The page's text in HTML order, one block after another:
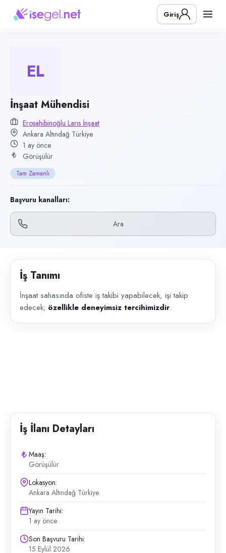
Pozisyon
İnşaat Mühendisi
Kategori
Konum
Altındağ, Ankara
Çalışma şekli
Tam Zamanlı · Ofis
Yayın tarihi
17 Haziran 2026
Son geçerlilik
15 Eylül 2026
Başvuru kanalları
İlan açıklaması
Giriş
EL
İnşaat Mühendisi
Erosahibinoğlu Larıs İnşaat
Ankara Altındağ Türkiye
1 ay önce
Görüşülür
Tam Zamanlı
Başvuru kanalları:
Ara
İş Tanımı
İnşaat sahasında ofiste iş takibi yapabilecek, işi takip
edecek; özellikle deneyimsiz tercihimizdir.
İş İlanı Detayları
Maaş:
Görüşülür
Lokasyon:
Ankara Altındağ Türkiye
Yayın Tarihi:
1 ay önce
Son Başvuru Tarihi:
15 Eylül 2026